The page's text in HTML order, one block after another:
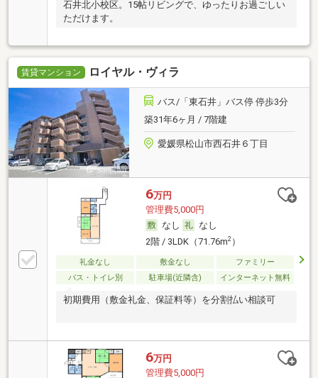
石井北小校区。15帖リビングで、ゆったりお過ごしい
ただけます。
賃貸マンション ロイヤル・ヴィラ
バス/「東石井」バス停 停歩3分
築31年6ヶ月 / 7階建
愛媛県松山市西石井６丁目
6万円
管理費5,000円
なし
なし
2階 / 3LDK（71.76m2）
礼金なし 敷金なし
ファミリー
バス・トイレ別
駐車場(近隣含) インターネット無料
初期費用（敷金礼金、保証料等）を分割払い相談可
6万円
管理費5,000円